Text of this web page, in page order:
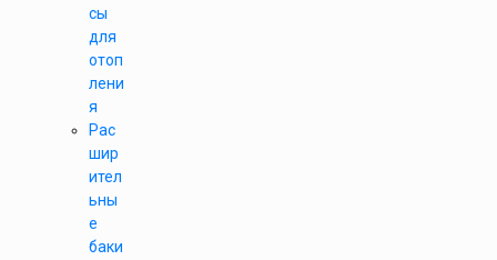
сы
для
отоп
лени
я
Рас
шир
ител
ьны
е
баки